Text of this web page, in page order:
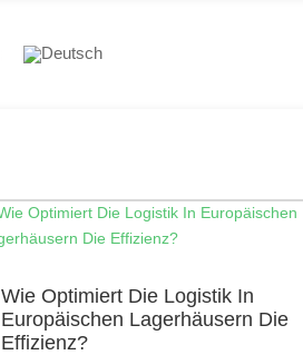
Wie Optimiert Die Logistik In
Europäischen Lagerhäusern Die
Effizienz?